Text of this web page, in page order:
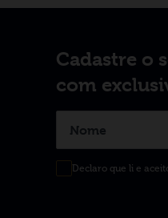
Cadastre o
com
Declaro que li e